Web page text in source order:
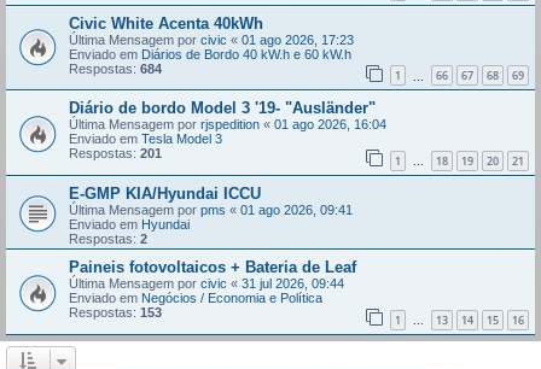
Civic White Acenta 40kWh
Última Mensagem por civic « 01 ago 2026, 17:23
Enviado em Diários de Bordo 40 kW.h e 60 kW.h
Respostas: 684 1 66 67 68 69
Diário de bordo Model 3 '19- "Ausländer"
Última Mensagem por rjspedition « 01 ago 2026, 16:04
Enviado em Tesla Model 3
Respostas: 201 1 ... 18 19 20 21
E-GMP KIA/Hyundai ICCU
Última Mensagem por pms « 01 ago 2026, 09:41
Enviado em Hyundai
Respostas: 2
Paineis fotovoltaicos + Bateria de Leaf
Última Mensagem por civic « 31 jul 2026, 09:44
Enviado em Negócios / Economia e Política
Respostas: 153 1 ... 13 14 15 16